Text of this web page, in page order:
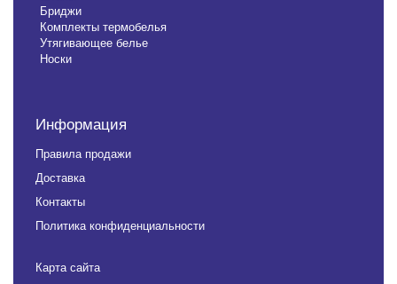
Бриджи
Комплекты термобелья
Утягивающее белье
Носки
Информация
Правила продажи
Доставка
Контакты
Политика конфиденциальности
Карта сайта